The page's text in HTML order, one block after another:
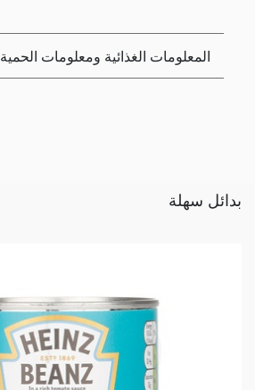
المعلومات الغذائية ومعلومات الحمية
بدائل سهلة